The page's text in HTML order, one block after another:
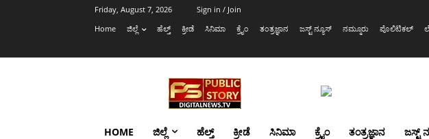
Friday, August 7, 2026
Sign in / Join
Home
ಜಿಲ್ಲೆ ಹೆಲ್ತ್ ಕ್ರೀಡೆ ಸಿನಿಮಾ ಕ್ರೈಂ ತಂತ್ರಜ್ಞಾನ ಜಸ್ಟ್ ನ್ಯೂಸ್ ನಮ್ಮೂರು ಪೊಲಿಟಿಕಲ್
HOME ಜಿಲ್ಲೆ ಹೆಲ್ತ್ ಕ್ರೀಡೆ ಸಿನಿಮಾ ಕ್ರೈಂ ತಂತ್ರಜ್ಞಾನ ಜಸ್ಟ್